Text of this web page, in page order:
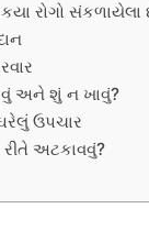
રોગો સંકળાયેલા
અને શું ન ખાવું?
ઉપચાર
રીતે અટકાવવું?